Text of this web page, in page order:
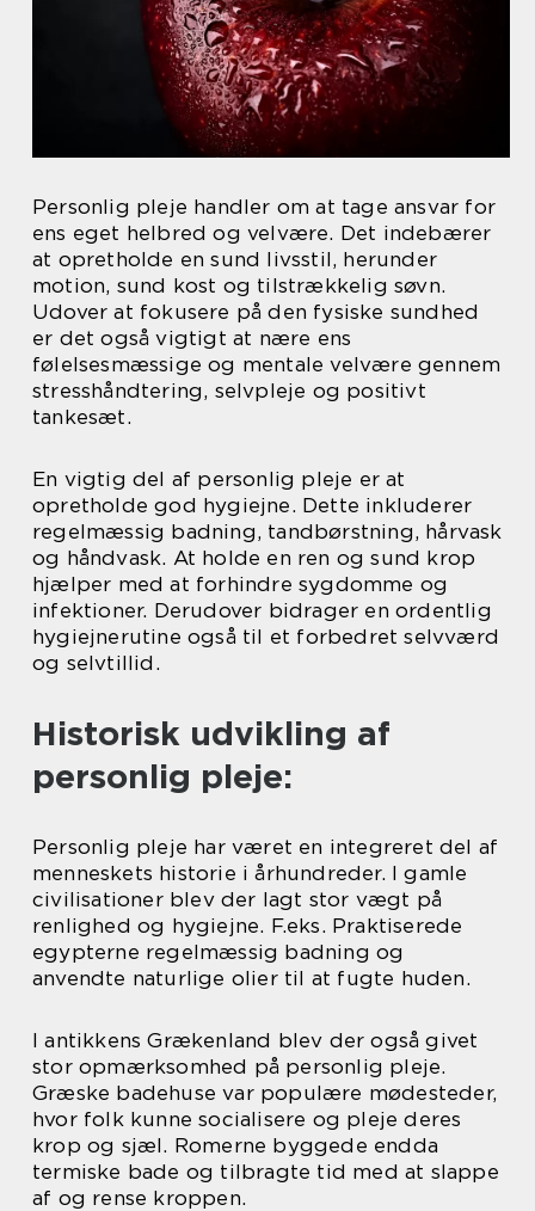
Personlig pleje handler om at tage ansvar for
ens eget helbred og velvære. Det indebærer
at opretholde en sund livsstil, herunder
motion, sund kost og tilstrækkelig søvn.
Udover at fokusere på den fysiske sundhed
er det også vigtigt at nære ens
følelsesmæssige og mentale velvære gennem
stresshåndtering, selvpleje og positivt
tankesæt.
En vigtig del af personlig pleje er at
opretholde god hygiejne. Dette inkluderer
regelmæssig badning, tandbørstning, hårvask
og håndvask. At holde en ren og sund krop
hjælper med at forhindre sygdomme og
infektioner. Derudover bidrager en ordentlig
hygiejnerutine også til et forbedret selvværd
og selvtillid.
Historisk udvikling af
personlig pleje:
Personlig pleje har været en integreret del af
menneskets historie i århundreder. I gamle
civilisationer blev der lagt stor vægt på
renlighed og hygiejne. F.eks. Praktiserede
egypterne regelmæssig badning og
anvendte naturlige olier til at fugte huden.
I antikkens Grækenland blev der også givet
stor opmærksomhed på personlig pleje.
Græske badehuse var populære mødesteder,
hvor folk kunne socialisere og pleje deres
krop og sjæl. Romerne byggede endda
termiske bade og tilbragte tid med at slappe
af og rense kroppen.